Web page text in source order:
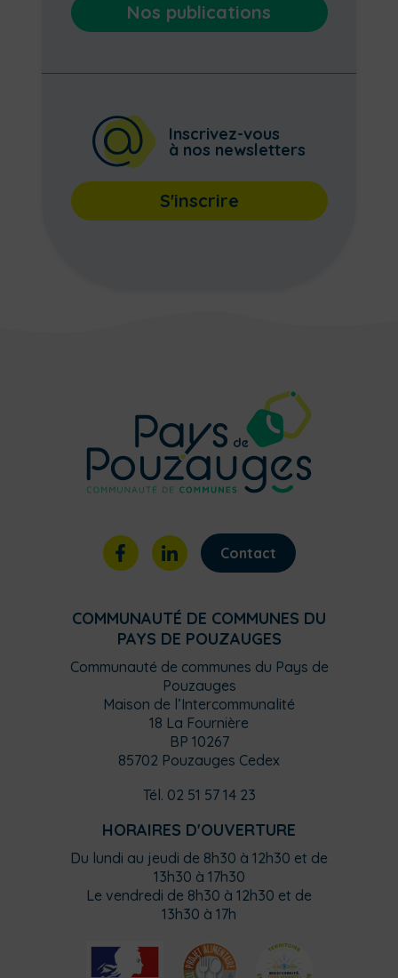
Nos publications
Inscrivez-vous
à nos newsletters
S'inscrire
Contact
COMMUNAUTÉ DE COMMUNES DU
PAYS DE POUZAUGES
Communauté de communes du Pays de
Pouzauges
Maison de l’Intercommunalité
18 La Fournière
BP 10267
85702 Pouzauges Cedex
Tél. 02 51 57 14 23
HORAIRES D'OUVERTURE
Du lundi au jeudi de 8h30 à 12h30 et de
13h30 à 17h30
Le vendredi de 8h30 à 12h30 et de
13h30 à 17h